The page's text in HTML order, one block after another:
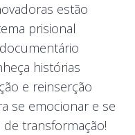
estão
prisional
histórias
e reinserção
se emocionar e se
transformação!